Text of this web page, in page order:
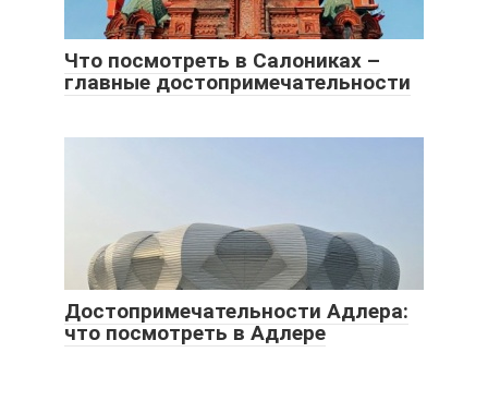
Что посмотреть в Салониках –
главные достопримечательности
Достопримечательности Адлера:
что посмотреть в Адлере